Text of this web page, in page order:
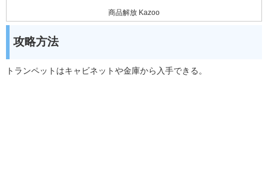
商品解放 Kazoo
攻略方法
トランペットはキャビネットや金庫から入手できる。